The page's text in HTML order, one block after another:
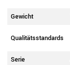
Gewicht
Qualitätsstandards
Serie